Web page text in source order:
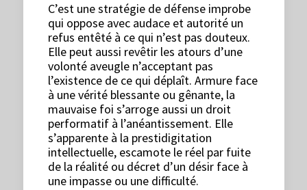
C’est une stratégie de défense improbe
qui oppose avec audace et autorité un
refus entêté à ce qui n’est pas douteux.
Elle peut aussi revêtir les atours d’une
volonté aveugle n’acceptant pas
l’existence de ce qui déplaît. Armure face
à une vérité blessante ou gênante, la
mauvaise foi s’arroge aussi un droit
performatif à l’anéantissement. Elle
s’apparente à la prestidigitation
intellectuelle, escamote le réel par fuite
de la réalité ou décret d’un désir face à
une impasse ou une difficulté.